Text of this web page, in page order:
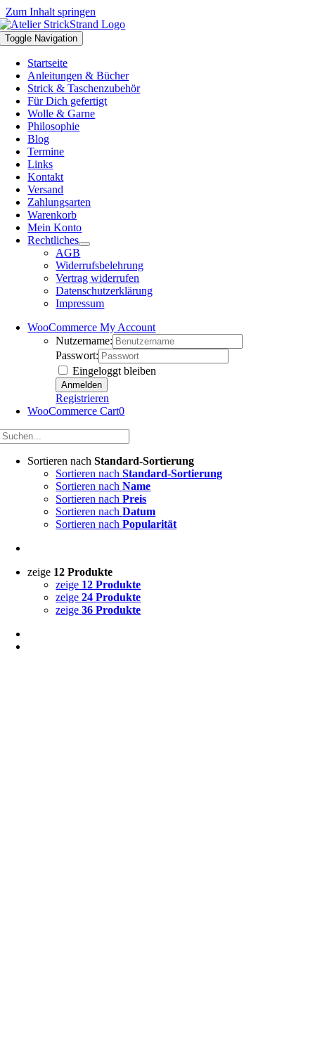
Zum Inhalt springen
Toggle Navigation
Startseite
Anleitungen & Bücher
Strick & Taschenzubehör
Für Dich gefertigt
Wolle & Garne
Philosophie
Blog
Termine
Links
Kontakt
Versand
Zahlungsarten
Warenkorb
Mein Konto
Rechtliches
AGB
Widerrufsbelehrung
Vertrag widerrufen
Datenschutzerklärung
Impressum
WooCommerce My Account
Nutzername:
Passwort:
Eingeloggt bleiben
Registrieren
WooCommerce Cart0
Sortieren nachStandard-Sortierung
Sortieren nachStandard-Sortierung
Sortieren nachName
Sortieren nachPreis
Sortieren nachDatum
Sortieren nachPopularität
zeige 12 Produkte
zeige 12 Produkte
zeige24 Produkte
zeige36 Produkte